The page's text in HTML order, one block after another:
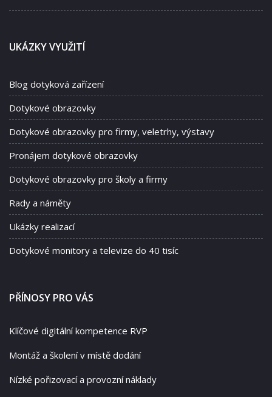
UKÁZKY VYUŽITÍ
Blog dotyková zařízení
Dotykové obrazovky
Dotykové obrazovky pro firmy, veletrhy, výstavy
Pronájem dotykové obrazovky
Dotykové obrazovky pro školy a firmy
Rady a náměty
Ukázky realizací
Dotykové monitory a televize do 40 tisíc
PŘÍNOSY PRO VÁS
Klíčové digitální kompetence RVP
Montáž a školení v místě dodání
Nízké pořizovací a provozní náklady